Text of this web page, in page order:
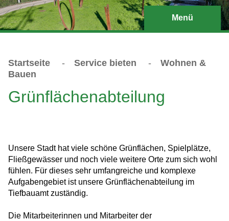
Menü
Startseite - Service bieten -
Wohnen &
Bauen
Grünflächenabteilung
Unsere Stadt hat viele schöne Grünflächen, Spielplätze,
Fließgewässer und noch viele weitere Orte zum sich wohl
fühlen. Für dieses sehr umfangreiche und komplexe
Aufgabengebiet ist unsere Grünflächenabteilung im
Tiefbauamt zuständig.
Die Mitarbeiterinnen und Mitarbeiter der